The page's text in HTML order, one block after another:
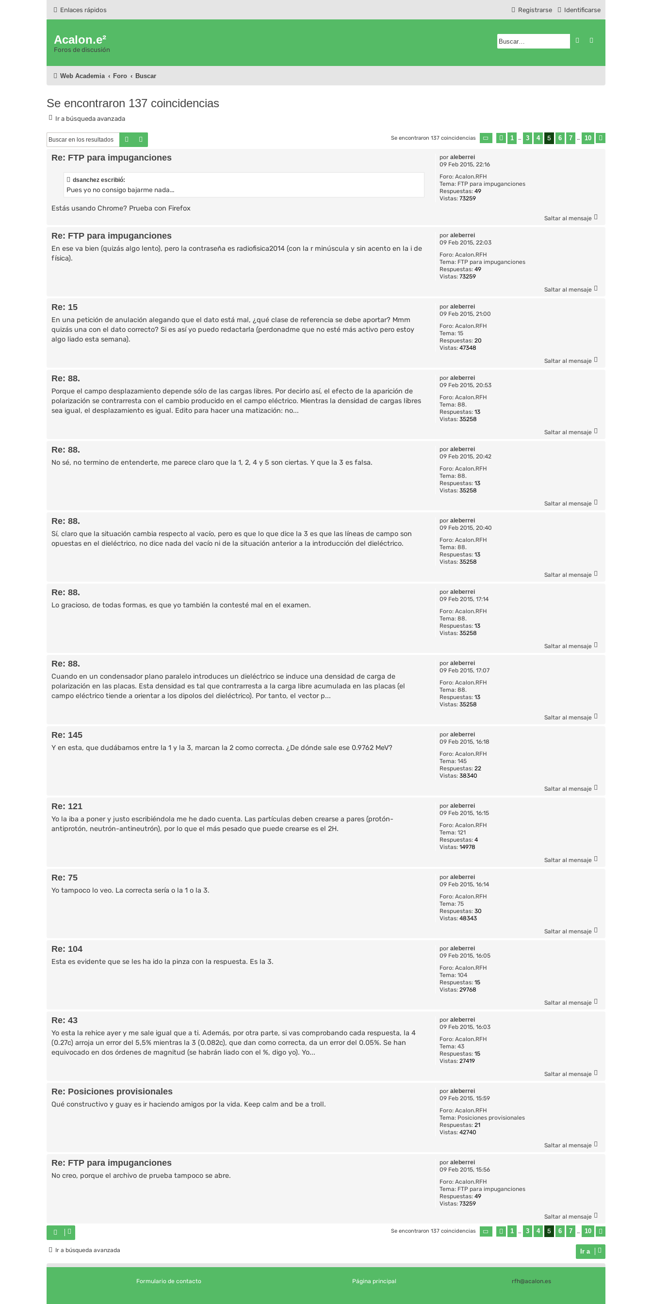
Enlaces rápidos Identificarse
Registrarse
Acalon.e²
Foros de discusión
Buscar
Web Academia Foro Buscar
Se encontraron 137 coincidencias
Ir a búsqueda avanzada
Buscar Se encontraron 137 coincidencias Página5 de10
Anterior
1 … 3 4 5 6 7 … 10
poraleberrei
09 Feb 2015, 22:16
Foro:Acalon.RFH
Tema: FTP para impuganciones
Respuestas:49
Vistas:73259
Re: FTP para impuganciones
dsanchez escribió:
Pues yo no consigo bajarme nada...
Estás usando Chrome? Prueba con Firefox
Saltar al mensaje
poraleberrei
09 Feb 2015, 22:03
Foro:Acalon.RFH
Tema: FTP para impuganciones
Respuestas:49
Vistas:73259
Re: FTP para impuganciones
En ese va bien (quizás algo lento), pero la contraseña es radiofisica2014 (con la r minúscula y sin acento en la i de
física).
Saltar al mensaje
poraleberrei
09 Feb 2015, 21:00
Foro:Acalon.RFH
Tema:15
Respuestas:20
Vistas:47348
Re: 15
En una petición de anulación alegando que el dato está mal, ¿qué clase de referencia se debe aportar? Mmm
quizás una con el dato correcto? Si es así yo puedo redactarla (perdonadme que no esté más activo pero estoy
algo liado esta semana).
Saltar al mensaje
poraleberrei
09 Feb 2015, 20:53
Foro:Acalon.RFH
Tema:88.
Respuestas:13
Vistas:35258
Re: 88.
Porque el campo desplazamiento depende sólo de las cargas libres. Por decirlo así, el efecto de la aparición de
polarización se contrarresta con el cambio producido en el campo eléctrico. Mientras la densidad de cargas libres
sea igual, el desplazamiento es igual. Edito para hacer una matización: no...
Saltar al mensaje
poraleberrei
09 Feb 2015, 20:42
Foro:Acalon.RFH
Tema:88.
Respuestas:13
Vistas:35258
Re: 88.
No sé, no termino de entenderte, me parece claro que la 1, 2, 4 y 5 son ciertas. Y que la 3 es falsa.
Saltar al mensaje
poraleberrei
09 Feb 2015, 20:40
Foro:Acalon.RFH
Tema:88.
Respuestas:13
Vistas:35258
Re: 88.
Sí, claro que la situación cambia respecto al vacío, pero es que lo que dice la 3 es que las líneas de campo son
opuestas en el dieléctrico, no dice nada del vacío ni de la situación anterior a la introducción del dieléctrico.
Saltar al mensaje
poraleberrei
09 Feb 2015, 17:14
Foro:Acalon.RFH
Tema:88.
Respuestas:13
Vistas:35258
Re: 88.
Lo gracioso, de todas formas, es que yo también la contesté mal en el examen.
Saltar al mensaje
poraleberrei
09 Feb 2015, 17:07
Foro:Acalon.RFH
Tema:88.
Respuestas:13
Vistas:35258
Re: 88.
Cuando en un condensador plano paralelo introduces un dieléctrico se induce una densidad de carga de
polarización en las placas. Esta densidad es tal que contrarresta a la carga libre acumulada en las placas (el
campo eléctrico tiende a orientar a los dipolos del dieléctrico). Por tanto, el vector p...
Saltar al mensaje
poraleberrei
09 Feb 2015, 16:18
Foro:Acalon.RFH
Tema:145
Respuestas:22
Vistas:38340
Re: 145
Y en esta, que dudábamos entre la 1 y la 3, marcan la 2 como correcta. ¿De dónde sale ese 0.9762 MeV?
Saltar al mensaje
poraleberrei
09 Feb 2015, 16:15
Foro:Acalon.RFH
Tema:121
Respuestas:4
Vistas:14978
Re: 121
Yo la iba a poner y justo escribiéndola me he dado cuenta. Las partículas deben crearse a pares (protón-
antiprotón, neutrón-antineutrón), por lo que el más pesado que puede crearse es el 2H.
Saltar al mensaje
poraleberrei
09 Feb 2015, 16:14
Foro:Acalon.RFH
Tema:75
Respuestas:30
Vistas:48343
Re: 75
Yo tampoco lo veo. La correcta sería o la 1 o la 3.
Saltar al mensaje
poraleberrei
09 Feb 2015, 16:05
Foro:Acalon.RFH
Tema:104
Respuestas:15
Vistas:29768
Re: 104
Esta es evidente que se les ha ido la pinza con la respuesta. Es la 3.
Saltar al mensaje
poraleberrei
09 Feb 2015, 16:03
Foro:Acalon.RFH
Tema:43
Respuestas:15
Vistas:27419
Re: 43
Yo esta la rehice ayer y me sale igual que a ti. Además, por otra parte, si vas comprobando cada respuesta, la 4
(0.27c) arroja un error del 5,5% mientras la 3 (0.082c), que dan como correcta, da un error del 0.05%. Se han
equivocado en dos órdenes de magnitud (se habrán liado con el %, digo yo). Yo...
Saltar al mensaje
poraleberrei
09 Feb 2015, 15:59
Foro:Acalon.RFH
Tema: Posiciones provisionales
Respuestas:21
Vistas:42740
Re: Posiciones provisionales
Qué constructivo y guay es ir haciendo amigos por la vida. Keep calm and be a troll.
Saltar al mensaje
poraleberrei
09 Feb 2015, 15:56
Foro:Acalon.RFH
Tema: FTP para impuganciones
Respuestas:49
Vistas:73259
Re: FTP para impuganciones
No creo, porque el archivo de prueba tampoco se abre.
Saltar al mensaje
Se encontraron 137 coincidencias Página5 de10
Anterior
1 … 3 4 5 6 7 … 10
Ir a búsqueda avanzada Ir a
Formulario de contacto Página principal rfh@acalon.es